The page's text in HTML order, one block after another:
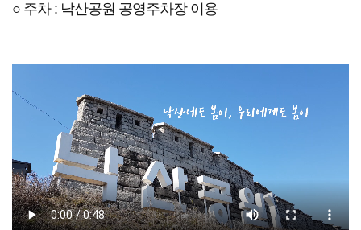
○ 주차 : 낙산공원 공영주차장 이용